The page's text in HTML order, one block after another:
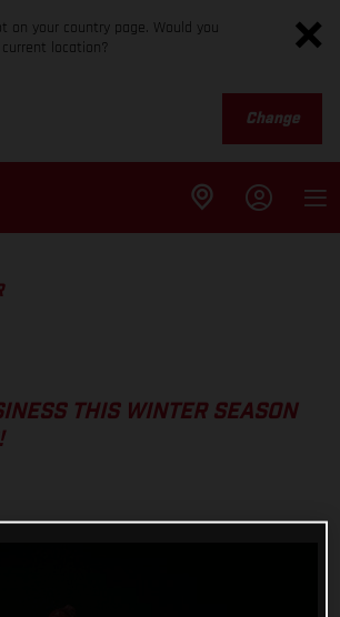
on your country page. Would you
location?
Change
THIS WINTER SEASON